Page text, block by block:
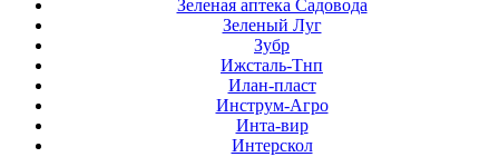
Зеленая аптека Садовода
Зеленый Луг
Зубр
Ижсталь-Тнп
Илан-пласт
Инструм-Агро
Инта-вир
Интерскол